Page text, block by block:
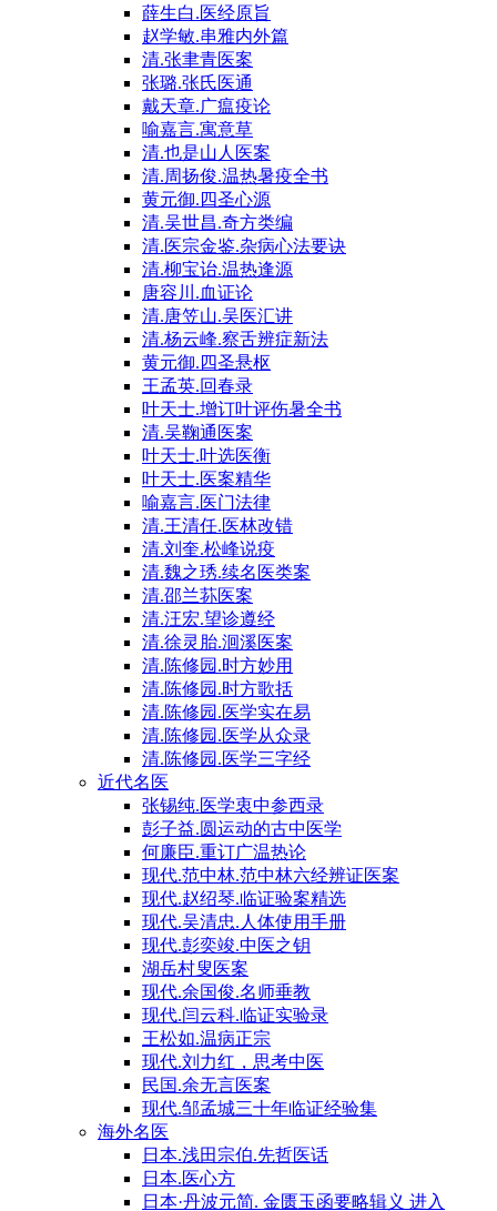
薛生白.医经原旨
赵学敏.串雅内外篇
清.张聿青医案
张璐.张氏医通
戴天章.广瘟疫论
喻嘉言.寓意草
清.也是山人医案
清.周扬俊.温热暑疫全书
黄元御.四圣心源
清.吴世昌.奇方类编
清.医宗金鉴.杂病心法要诀
清.柳宝诒.温热逢源
唐容川.血证论
清.唐笠山.吴医汇讲
清.杨云峰.察舌辨症新法
黄元御.四圣悬枢
王孟英.回春录
叶天士.增订叶评伤暑全书
清.吴鞠通医案
叶天士.叶选医衡
叶天士.医案精华
喻嘉言.医门法律
清.王清任.医林改错
清.刘奎.松峰说疫
清.魏之琇.续名医类案
清.邵兰荪医案
清.汪宏.望诊遵经
清.徐灵胎.洄溪医案
清.陈修园.时方妙用
清.陈修园.时方歌括
清.陈修园.医学实在易
清.陈修园.医学从众录
清.陈修园.医学三字经
近代名医
张锡纯.医学衷中参西录
彭子益.圆运动的古中医学
何廉臣.重订广温热论
现代.范中林.范中林六经辨证医案
现代.赵绍琴.临证验案精选
现代.吴清忠.人体使用手册
现代.彭奕竣.中医之钥
湖岳村叟医案
现代.余国俊.名师垂教
现代.闫云科.临证实验录
王松如.温病正宗
现代.刘力红，思考中医
民国.余无言医案
现代.邹孟城三十年临证经验集
海外名医
日本.浅田宗伯.先哲医话
日本.医心方
日本·丹波元简. 金匮玉函要略辑义 进入